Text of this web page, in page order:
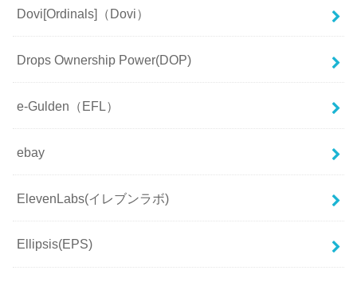
Dovi[Ordinals]（Dovi）
Drops Ownership Power(DOP)
e-Gulden（EFL）
ebay
ElevenLabs(イレブンラボ)
Ellipsis(EPS)